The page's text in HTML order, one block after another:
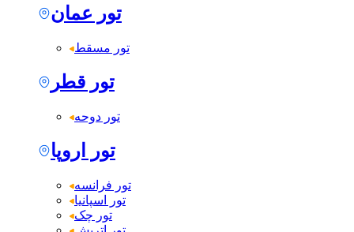
تور عمان
تور مسقط
تور قطر
تور دوحه
تور اروپا
تور فرانسه
تور اسپانیا
تور چک